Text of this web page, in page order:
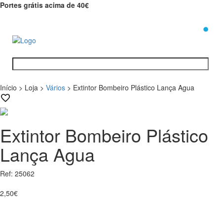
Portes grátis acima de 40€
Início > Loja > Vários > Extintor Bombeiro Plástico Lança Agua
Extintor Bombeiro Plástico
Lança Agua
Ref: 25062
2,50€